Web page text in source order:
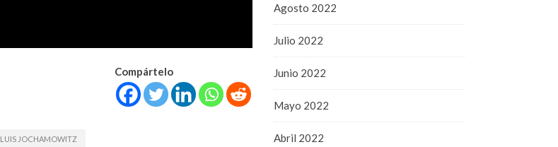
Compártelo
LUIS JOCHAMOWITZ
Agosto 2022
Julio 2022
Junio 2022
Mayo 2022
Abril 2022